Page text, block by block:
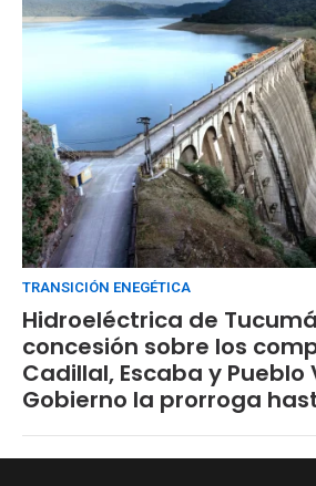
TRANSICIÓN ENEGÉTICA
Hidroeléctrica de
concesión sobre los
Cadillal, Escaba y Pueblo
Gobierno la prorroga